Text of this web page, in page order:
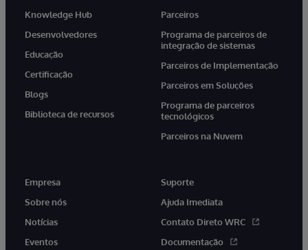
Knowledge Hub
Desenvolvedores
Educação
Certificação
Blogs
Biblioteca de recursos
Parceiros
Programa de parceiros de
integração de sistemas
Parceiros de Implementação
Parceiros em Soluções
Programa de parceiros
tecnológicos
Parceiros na Nuvem
Empresa
Sobre nós
Notícias
Eventos
Suporte
Ajuda Imediata
Contato Direto WRC
Documentação